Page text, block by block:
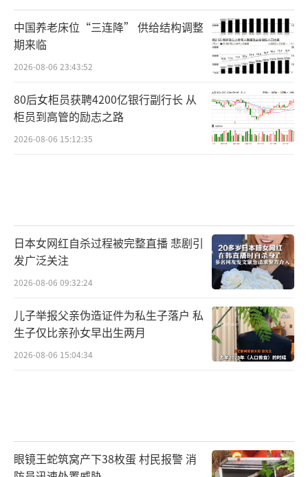
中国养老床位“三连降” 供给结构调整
期来临
2026-08-06 23:43:52
80后女柜员获聘4200亿银行副行长 从
柜员到高管的励志之路
2026-08-06 15:12:35
日本女网红自杀过程被完整直播 悲剧引
发广泛关注
2026-08-06 09:32:24
儿子举报父亲伪造证件为私生子落户 私
生子仅比亲孙女早出生两月
2026-08-06 15:04:34
眼镜王蛇筑窝产下38枚蛋 村民报警 消